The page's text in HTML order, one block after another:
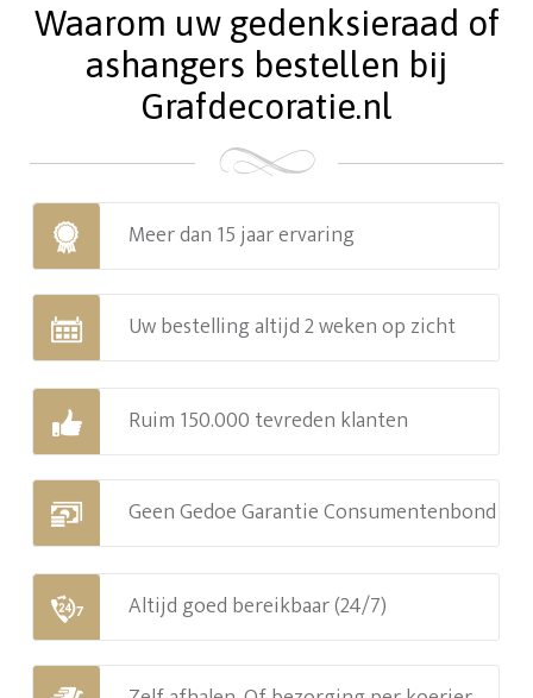
Waarom uw gedenksieraad of
ashangers bestellen bij
Grafdecoratie.nl
Meer dan 15 jaar ervaring
Uw bestelling altijd 2 weken op zicht
Ruim 150.000 tevreden klanten
Geen Gedoe Garantie Consumentenbond
Altijd goed bereikbaar (24/7)